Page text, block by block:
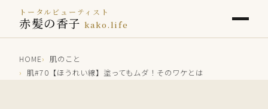
トータルビューティスト
赤髪の香子kako.life
HOME
肌のこと
肌#70【ほうれい線】塗ってもムダ！そのワケとは